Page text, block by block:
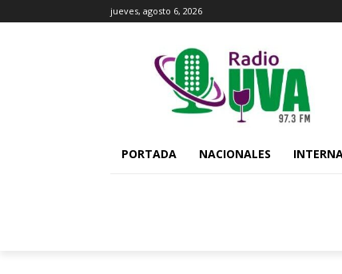
jueves, agosto 6, 2026
PORTADA NACIONALES